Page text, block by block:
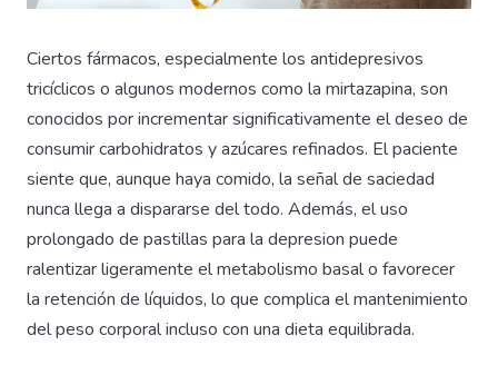
Ciertos fármacos, especialmente los antidepresivos
tricíclicos o algunos modernos como la mirtazapina, son
conocidos por incrementar significativamente el deseo de
consumir carbohidratos y azúcares refinados. El paciente
siente que, aunque haya comido, la señal de saciedad
nunca llega a dispararse del todo. Además, el uso
prolongado de pastillas para la depresion puede
ralentizar ligeramente el metabolismo basal o favorecer
la retención de líquidos, lo que complica el mantenimiento
del peso corporal incluso con una dieta equilibrada.